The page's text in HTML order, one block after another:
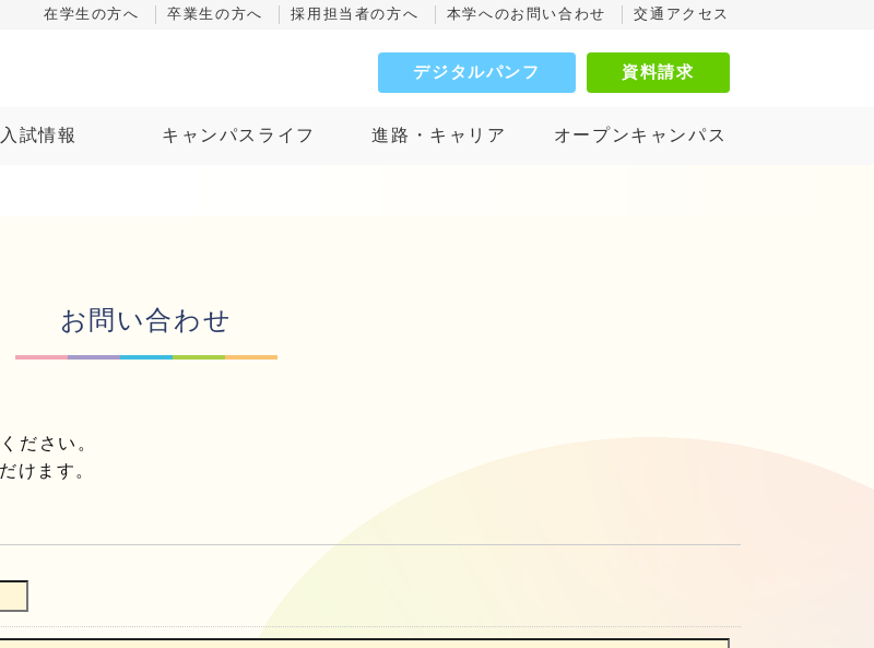
在学生の方へ 卒業生の方へ 採用担当者の方へ 本学へのお問い合わせ 交通アクセス
デジタルパンフ 資料請求
入試情報 キャンパスライフ 進路・キャリア オープンキャンパス
お問い合わせ
ださい。
けます。